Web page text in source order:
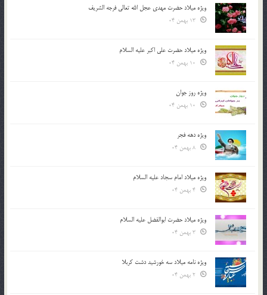
ویژه میلاد حضرت مهدی عجل الله تعالی فرجه الشريف
ویژه میلاد حضرت علی اکبر علیه السلام
ویژه روز جوان
ویژه دهه فجر
ویژه میلاد امام سجاد علیه السلام
ویژه میلاد حضرت ابوالفضل علیه السلام
ویژه نامه میلاد سه خورشید دشت کربلا